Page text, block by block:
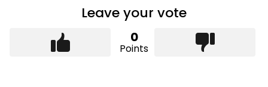
Leave your vote
0
Points